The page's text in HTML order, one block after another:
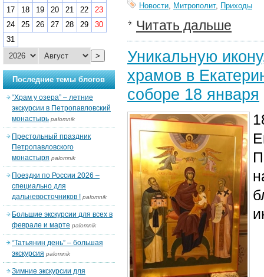
Новости, Митрополит, Приходы
Читать дальше
Уникальную
храмов в
соборе 18 января
17
18 19 20 21 22
23
24
25 26 27 28 29
30
31
>
Последние темы блогов
“Храм у озера” – летние
экскурсии в Петропавловский
монастырь palomnik
Престольный праздник
Петропавловского
монастыря palomnik
Поездки по России 2026 –
специально для
дальневосточников ! palomnik
Большие экскурсии для всех в
феврале и марте palomnik
“Татьянин день” – большая
экскурсия palomnik
Зимние экскурсии для